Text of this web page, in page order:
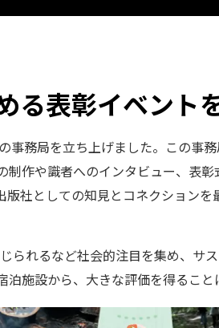
る表彰イベント
事務局を立ち上げました。この事
作や識者へのインタビュー、表
社としての知見とコネクション
られるなど社会的注目を集め、 サ
施設から、大きな評価を得るこ